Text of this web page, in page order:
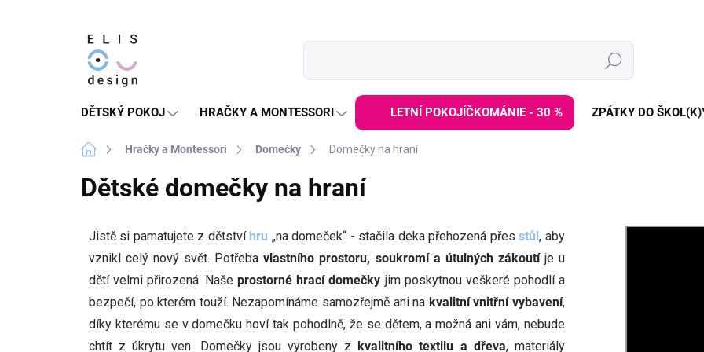
Hledat
DĚTSKÝ POKOJ HRAČKY A MONTESSORI LETNÍ POKOJÍČKOMÁNIE - 30 % ZPÁTKY DO
Domů Hračky a Montessori Domečky Domečky na hraní
Dětské domečky na hraní
Jistě si pamatujete z dětství hru „na domeček“ - stačila deka přehozená přesstůl, aby
vznikl celý nový svět. Potřebavlastního prostoru, soukromí a útulných zákoutíje u
dětí velmi přirozená. Našeprostorné hrací domečky jim poskytnou veškeré pohodlí a
bezpečí, po kterém touží. Nezapomínáme samozřejmě ani na kvalitní vnitřní vybavení,
díky kterému se v domečku hoví tak pohodlně, že se dětem, a možná ani vám, nebude
chtít z úkrytu ven. Domečky jsou vyrobeny zkvalitního textilu a dřeva, materiály